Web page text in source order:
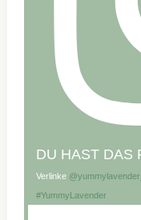
DU HAST DAS
Verlinke
#YummyLavender